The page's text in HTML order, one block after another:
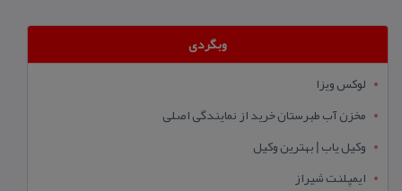
وبگردی
لوکس ویزا
مخزن آب طبرستان خرید از نمایندگی اصلی
وکیل یاب | بهترین وکیل
ایمپلنت شیراز